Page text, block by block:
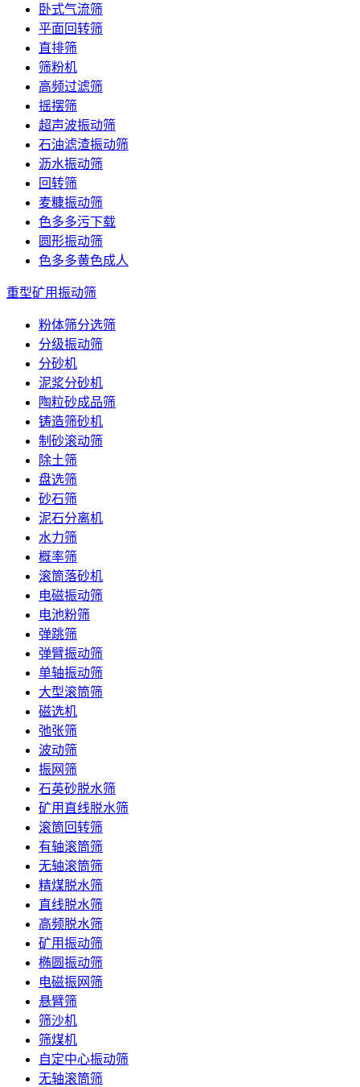
卧式气流筛
平面回转筛
直排筛
筛粉机
高频过滤筛
摇摆筛
超声波振动筛
石油滤渣振动筛
沥水振动筛
回转筛
麦糠振动筛
色多多污下载
圆形振动筛
色多多黄色成人
重型矿用振动筛
粉体筛分选筛
分级振动筛
分砂机
泥浆分砂机
陶粒砂成品筛
铸造筛砂机
制砂滚动筛
除土筛
盘选筛
砂石筛
泥石分离机
水力筛
概率筛
滚筒落砂机
电磁振动筛
电池粉筛
弹跳筛
弹臂振动筛
单轴振动筛
大型滚筒筛
磁选机
弛张筛
波动筛
振网筛
石英砂脱水筛
矿用直线脱水筛
滚筒回转筛
有轴滚筒筛
无轴滚筒筛
精煤脱水筛
直线脱水筛
高频脱水筛
矿用振动筛
椭圆振动筛
电磁振网筛
悬臂筛
筛沙机
筛煤机
自定中心振动筛
无轴滚筒筛